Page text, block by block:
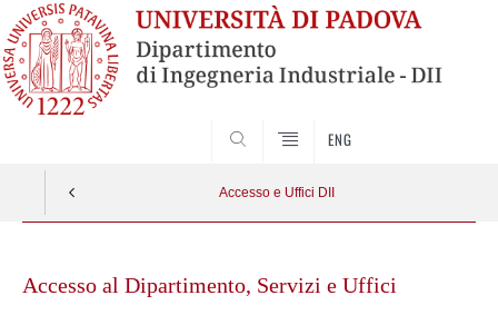
ENG
Accesso e Uffici DII
contentAccesso al Dipartimento, Servizi e Uffici